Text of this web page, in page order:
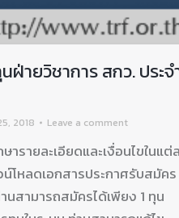
ฝ่ายวิชาการ สกว. ประจ
2018 Leave a comment
ารายละเอียดและเงื่อนไขในแต่
โหลดเอกสารประกาศรับสมัคร
นสามารถสมัครได้เพียง 1 ทุน